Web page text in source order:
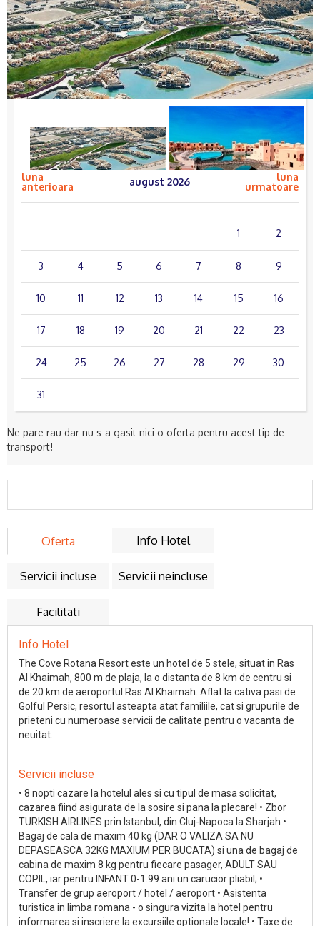
luna
anterioara
august 2026
luna
urmatoare
1
2
3 4 5 6 7 8 9
10 11 12 13 14 15 16
17 18 19 20 21 22 23
24 25 26 27 28 29 30
31
Ne pare rau dar nu s-a gasit nici o oferta pentru acest tip de
transport!
Oferta Info Hotel
Servicii incluse Servicii neincluse
Facilitati
Info Hotel
The Cove Rotana Resort este un hotel de 5 stele, situat in Ras
Al Khaimah, 800 m de plaja, la o distanta de 8 km de centru si
de 20 km de aeroportul Ras Al Khaimah. Aflat la cativa pasi de
Golful Persic, resortul asteapta atat familiile, cat si grupurile de
prieteni cu numeroase servicii de calitate pentru o vacanta de
neuitat.
Servicii incluse
• 8 nopti cazare la hotelul ales si cu tipul de masa solicitat,
cazarea fiind asigurata de la sosire si pana la plecare! • Zbor
TURKISH AIRLINES prin Istanbul, din Cluj-Napoca la Sharjah •
Bagaj de cala de maxim 40 kg (DAR O VALIZA SA NU
DEPASEASCA 32KG MAXIUM PER BUCATA) si una de bagaj de
cabina de maxim 8 kg pentru fiecare pasager, ADULT SAU
COPIL, iar pentru INFANT 0-1.99 ani un carucior pliabil; •
Transfer de grup aeroport / hotel / aeroport • Asistenta
turistica in limba romana - o singura vizita la hotel pentru
informarea si inscriere la excursiile optionale locale! • Taxe de